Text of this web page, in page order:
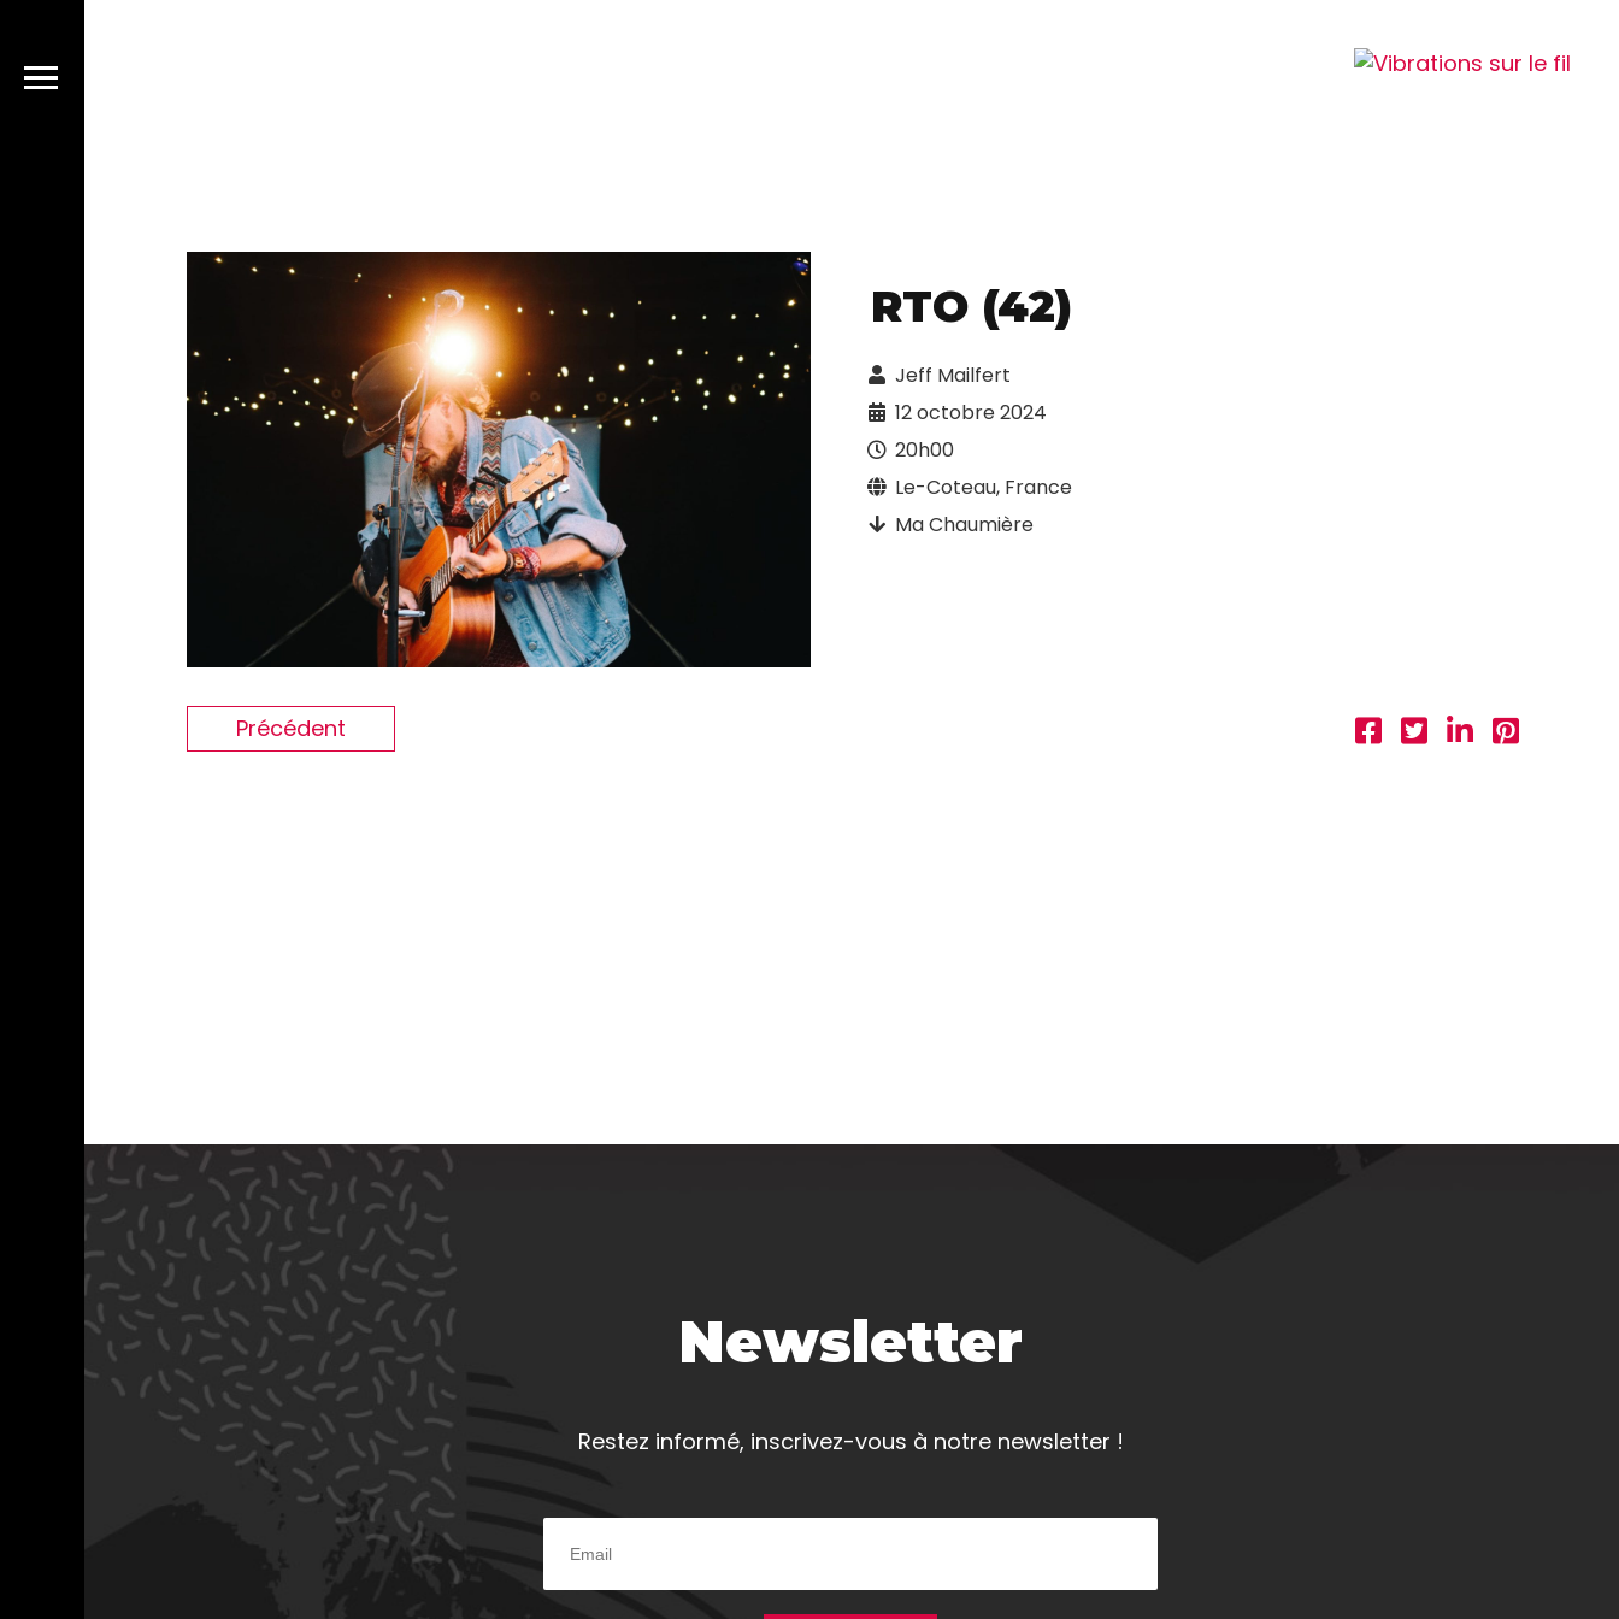
RTO (42)
Jeff Mailfert
12 octobre 2024
20h00
Le-Coteau, France
Ma Chaumière
Précédent
Newsletter
Restez informé, inscrivez-vous à notre newsletter !